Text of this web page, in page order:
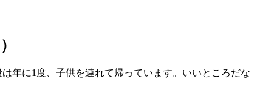
年に1度、子供を連れて帰っています。いいところだな